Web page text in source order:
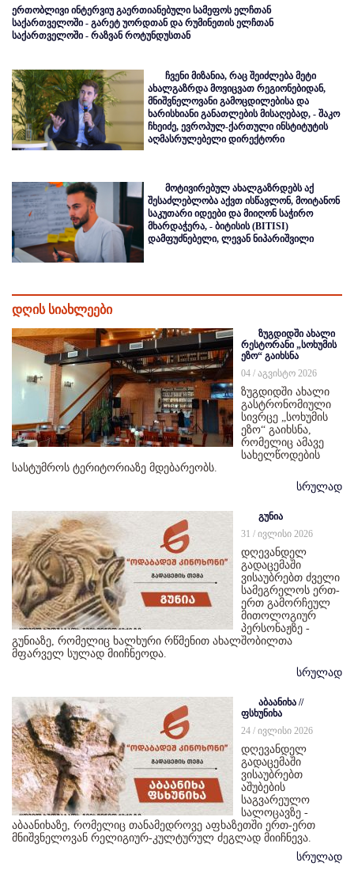
ერთობლივი ინტერვიუ გაერთიანებული სამეფოს ელჩთან
საქართველოში - გარეტ უორდთან და რუმინეთის ელჩთან
საქართველოში - რაზვან როტუნდუსთან
ჩვენი მიზანია, რაც შეიძლება მეტი
ახალგაზრდა მოვიცვათ რეგიონებიდან,
მნიშვნელოვანი გამოცდილებისა და
ხარისხიანი განათლების მისაღებად, - შაკო
ჩხეიძე, ევროპულ-ქართული ინსტიტუტის
აღმასრულებელი დირექტორი
მოტივირებულ ახალგაზრდებს აქ
შესაძლებლობა აქვთ ისწავლონ, მოიტანონ
საკუთარი იდეები და მიიღონ საჭირო
მხარდაჭერა, - ბიტისის (BITISI)
დამფუძნებელი, ლევან ნიპარიშვილი
დღის სიახლეები
ზუგდიდში ახალი
რესტორანი „სოხუმის
ეზო“ გაიხსნა
04 / აგვისტო 2026
ზუგდიდში ახალი
გასტრონომიული
სივრცე „სოხუმის
ეზო“ გაიხსნა,
რომელიც ამავე
სახელწოდების
სასტუმროს ტერიტორიაზე მდებარეობს.
სრულად
გუნია
31 / ივლისი 2026
დღევანდელ
გადაცემაში
ვისაუბრებთ ძველი
სამეგრელოს ერთ-
ერთ გამორჩეულ
მითოლოგიურ
პერსონაჟზე -
გუნიაზე, რომელიც ხალხური რწმენით ახალშობილთა
მფარველ სულად მიიჩნეოდა.
სრულად
აბაანიხა //
ფსხუნიხა
24 / ივლისი 2026
დღევანდელ
გადაცემაში
ვისაუბრებთ
აშუბების
საგვარეულო
სალოცავზე -
აბაანიხაზე, რომელიც თანამედროვე აფხაზეთში ერთ-ერთ
მნიშვნელოვან რელიგიურ-კულტურულ ძეგლად მიიჩნევა.
სრულად